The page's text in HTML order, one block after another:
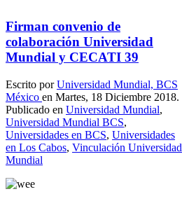
Firman convenio de
colaboración Universidad
Mundial y CECATI 39
Escrito porUniversidad Mundial, BCS
México en Martes, 18 Diciembre 2018.
Publicado en Universidad Mundial,
Universidad Mundial BCS,
Universidades en BCS, Universidades
en Los Cabos, Vinculación Universidad
Mundial